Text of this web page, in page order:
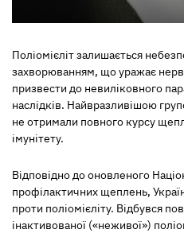
Поліомієліт залишається
захворюванням, що уражає
призвести до невиліковного
наслідків. Найвразливішою
не отримали повного курсу
імунітету.
Відповідно до оновленого
профілактичних щеплень,
проти поліомієліту. Відбувся
інактивованої («неживої»)